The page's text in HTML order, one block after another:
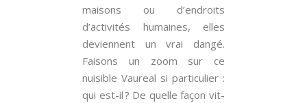
maisons ou d’endroits
d’activités humaines, elles
deviennent un vrai dangé.
Faisons un zoom sur ce
nuisible Vaureal si particulier :
qui est-il ? De quelle façon vit-